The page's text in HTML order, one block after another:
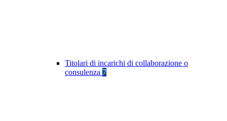
Titolari di incarichi di collaborazione o
consulenza 7